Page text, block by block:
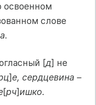
освоенном
слове
а.
[д] не
]е, сердцевина –
[рч]ишко.